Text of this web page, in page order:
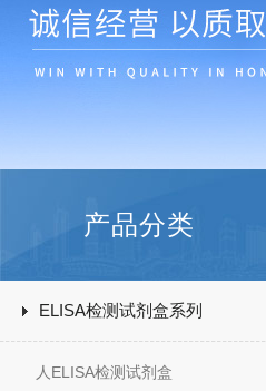
产品分类
ELISA检测试剂盒系列
人ELISA检测试剂盒